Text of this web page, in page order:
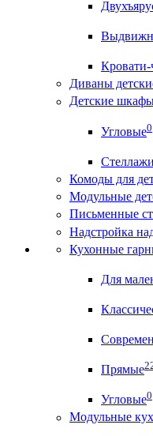
Кровати-
Диваны
Детские
Угловые0
Стеллажи
Комоды для
Модульные
Письменные
Надстройка
Кухонные
Для
Прямые
Угловые0
Модульные